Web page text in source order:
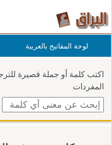
لوحة المفاتيح بالعربية
اكتب كلمة أو جملة قصيرة
المفردات